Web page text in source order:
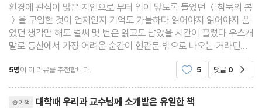
환경에 관심이 많은 지인으로 부터 입이 닿도록 들었던 ＜침묵의 봄
＞을 구입한 것이 언제인지 기억도 가물하다.읽어야지 읽어야지 품
었던 생각만 해도 벌써 몇 번은 읽고도 남았을 시간이 흘렀다.우스개
말로 등산에서 가장 어려운 순간이 현관문 밖으로 나오는 거라던데..
＜침묵의 봄＞을 읽는다는 것이 내게는 그처럼 어려웠던 모양이다.
알쓰신잡에서 ＜침묵의 봄＞을 거론해 주지 않았
5명이 이 리뷰를 추천합니다. 5 댓글 0
종이책 대학때 우리과 교수님께 소개받은 유일한 책